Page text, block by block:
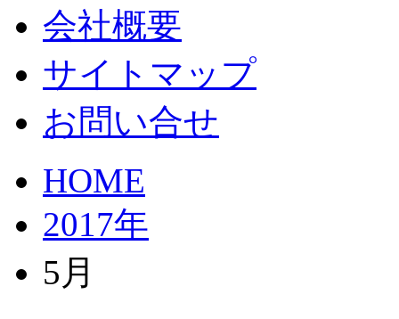
会社概要
サイトマップ
お問い合せ
HOME
2017年
5月